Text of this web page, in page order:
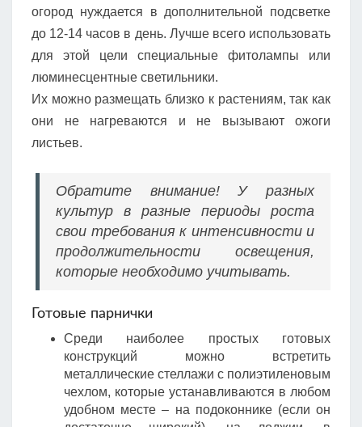
огород нуждается в дополнительной подсветке
до 12-14 часов в день. Лучше всего использовать
для этой цели специальные фитолампы или
люминесцентные светильники.
Их можно размещать близко к растениям, так как
они не нагреваются и не вызывают ожоги
листьев.
Обратите внимание! У разных
культур в разные периоды роста
свои требования к интенсивности и
продолжительности освещения,
которые необходимо учитывать.
Готовые парнички
Среди наиболее простых готовых
конструкций можно встретить
металлические стеллажи с полиэтиленовым
чехлом, которые устанавливаются в любом
удобном месте – на подоконнике (если он